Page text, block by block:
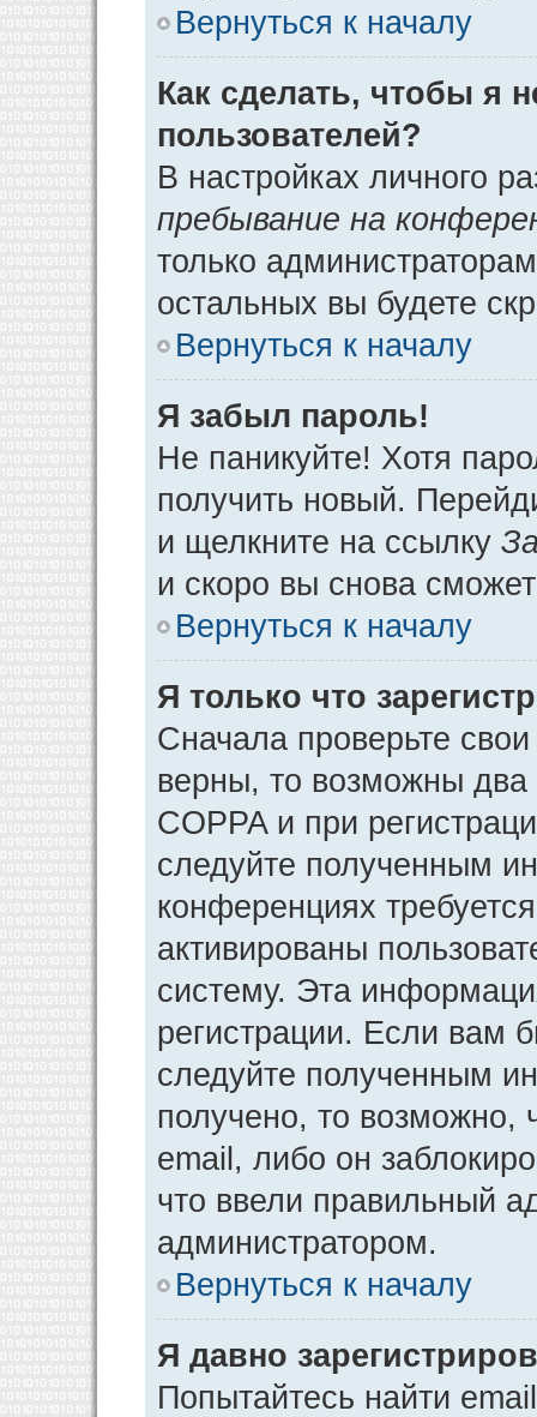
Вернуться к началу
Как сделать, чтобы я
пользователей?
В настройках личного
пребывание на
только
остальных вы будете
Вернуться к началу
Я забыл пароль!
Не паникуйте! Хотя
получить новый.
и щелкните на ссылку
и скоро вы снова
Вернуться к началу
Я только что
Сначала проверьте
верны, то возможны
COPPA и при
следуйте полученным
конференциях
активированы
систему. Эта
регистрации. Если вам
следуйте полученным
получено, то возможно,
email, либо он
что ввели правильный
администратором.
Вернуться к началу
Я давно
Попытайтесь найти